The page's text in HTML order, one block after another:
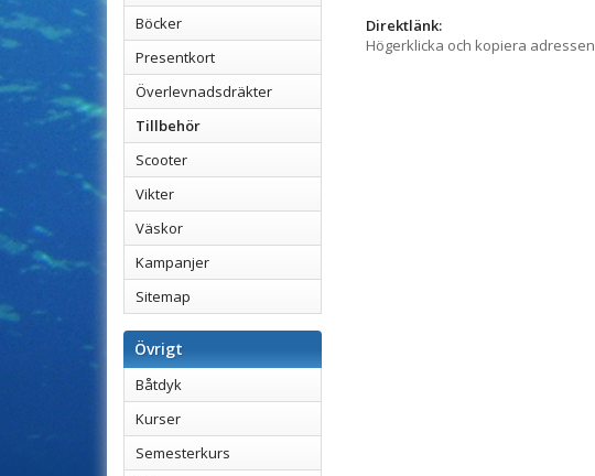
Böcker
Presentkort
Överlevnadsdräkter
Tillbehör
Scooter
Vikter
Väskor
Kampanjer
Sitemap
Övrigt
Båtdyk
Kurser
Semesterkurs
Direktlänk:
Högerklicka och kopiera adressen